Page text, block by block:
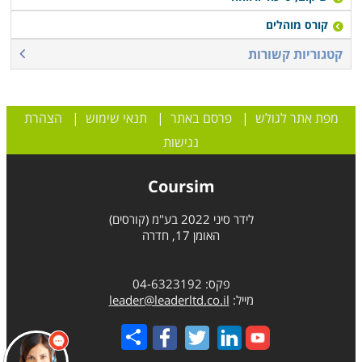
לחינוך מיוחד, מטפלים באמנויות, אנשי פסיכולוגיה ומדעי
ההתנהגות. כל אלו יוכלו להסתייע בפסיכודרמה, ולהעשיר
משמעותית את כלי העבודה בהם נעשה שימוש על ידם.
קורס מוהלים
קטגוריות קשורות
מפת אתר לגולש |פרסם באתר | תנאי שימוש | הצהרת
נגישות
Coursim
לידר סיני 2022 בע"מ (קורסים)
האומן 17, חדרה
פקס: 04-6323192
מייל: leader@leaderltd.co.il
Share